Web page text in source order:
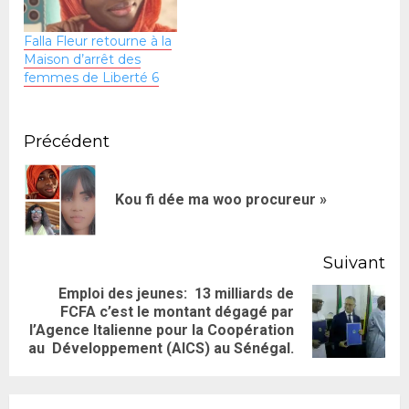
Falla Fleur retourne à la
Maison d’arrêt des
femmes de Liberté 6
Précédent
Kou fi dée ma woo procureur »
Suivant
Emploi des jeunes: 13 milliards de
FCFA c’est le montant dégagé par
l’Agence Italienne pour la Coopération
au Développement (AICS) au Sénégal.